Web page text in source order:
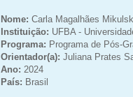
Nome: Carla Magalhães
Instituição: UFBA -
Programa: Programa de Pós-
Orientador(a): Juliana Prates
Ano: 2024
País: Brasil